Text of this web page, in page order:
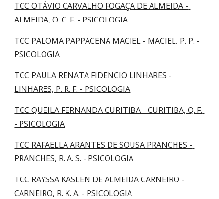
TCC OTÁVIO CARVALHO FOGAÇA DE ALMEIDA -
ALMEIDA, O. C. F. - PSICOLOGIA
TCC PALOMA PAPPACENA MACIEL - MACIEL, P. P. -
PSICOLOGIA
TCC PAULA RENATA FIDENCIO LINHARES -
LINHARES, P. R. F. - PSICOLOGIA
TCC QUEILA FERNANDA CURITIBA - CURITIBA, Q. F.
- PSICOLOGIA
TCC RAFAELLA ARANTES DE SOUSA PRANCHES -
PRANCHES, R. A. S. - PSICOLOGIA
TCC RAYSSA KASLEN DE ALMEIDA CARNEIRO -
CARNEIRO, R. K. A. - PSICOLOGIA